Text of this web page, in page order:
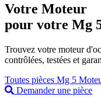
Votre Moteur
pour votre Mg
Trouvez votre moteur
contrôlées, testées et
Toutes pièces Mg 5
Demander une pièce